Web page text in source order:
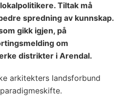
Tiltak må
spredning av kunnskap.
gikk igjen, på
om
distrikter i Arendal.
arkitekters landsforbund